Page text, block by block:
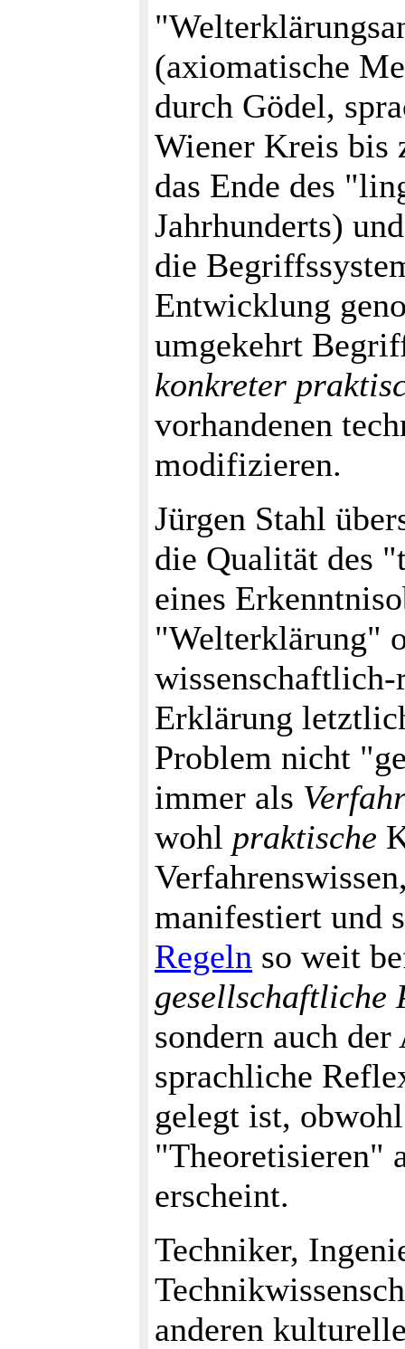
(axiomatische
durch Gödel,
Wiener Kreis bis
das Ende des
Jahrhunderts)
die
Entwicklung
umgekehrt
konkreter
vorhandenen
modifizieren.
Jürgen Stahl
die Qualität des
eines
"Welterklärung"
wissenschaftlich-
Erklärung
Problem nicht
immer als
wohl praktische
manifestiert und
Regeln so weit
gesellschaftliche
sondern auch
sprachliche
gelegt ist,
"Theoretisieren"
erscheint.
Techniker,
anderen